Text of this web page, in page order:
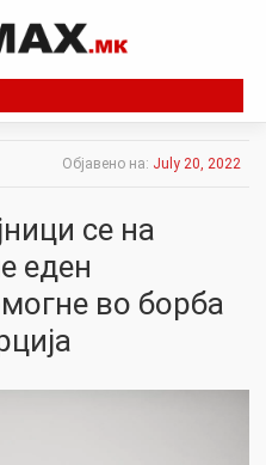
Објавено на: July 20, 2022
се на
еден
во борба